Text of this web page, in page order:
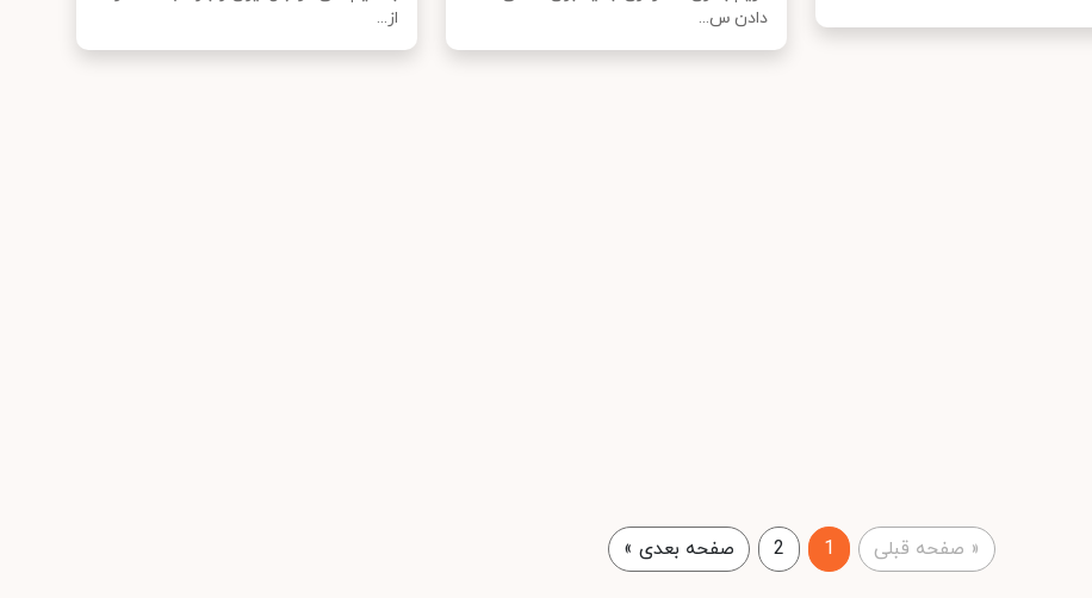
دادن س...
از...
« صفحه قبلی 1
2 صفحه بعدی »